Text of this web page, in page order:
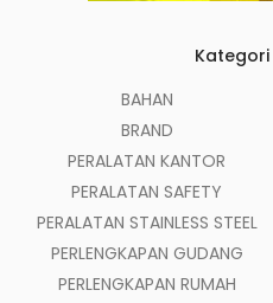
BAHAN
BRAND
PERALATAN KANTOR
PERALATAN SAFETY
PERALATAN STAINLESS STEEL
PERLENGKAPAN GUDANG
PERLENGKAPAN RUMAH